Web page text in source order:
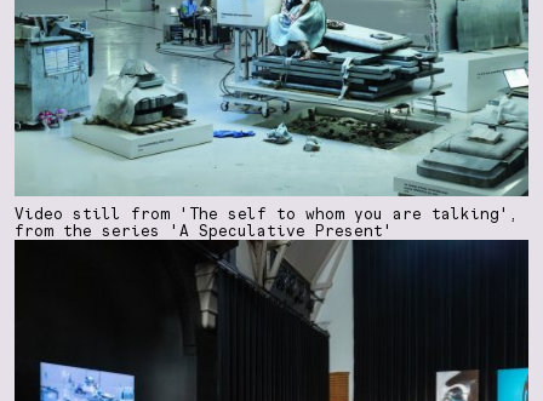
Video still from 'The self to whom you are talking',
from the series 'A Speculative Present'